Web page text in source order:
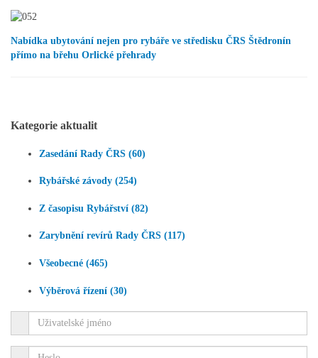
Nabídka ubytování nejen pro rybáře ve středisku ČRS Štědronín
přímo na břehu Orlické přehrady
Kategorie aktualit
Zasedání Rady ČRS (60)
Rybářské závody (254)
Z časopisu Rybářství (82)
Zarybnění revírů Rady ČRS (117)
Všeobecné (465)
Výběrová řízení (30)